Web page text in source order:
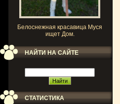
Белоснежная красавица Муся
ищет Дом.
НАЙТИ НА САЙТЕ
СТАТИСТИКА